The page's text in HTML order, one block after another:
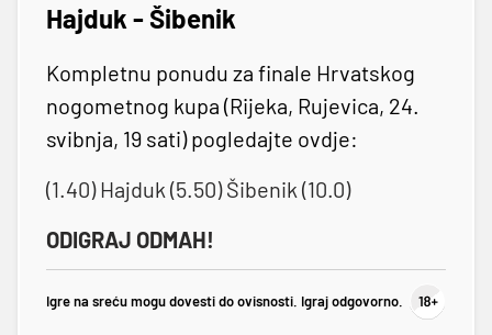
Hajduk - Šibenik
Kompletnu ponudu za finale Hrvatskog
nogometnog kupa (Rijeka, Rujevica, 24.
svibnja, 19 sati) pogledajte ovdje:
(1.40) Hajduk (5.50) Šibenik (10.0)
ODIGRAJ ODMAH!
Igre na sreću mogu dovesti do ovisnosti. Igraj odgovorno.